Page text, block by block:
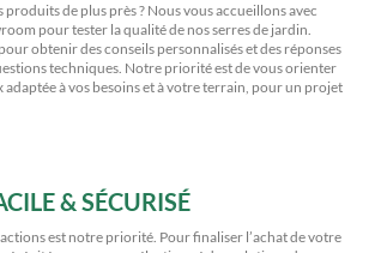
de plus près ? Nous vous accueillons avec
pour tester la qualité de nos serres de jardin.
obtenir des conseils personnalisés et des réponses
techniques. Notre priorité est de vous orienter
adaptée à vos besoins et à votre terrain, pour un projet
& SÉCURISÉ
est notre priorité. Pour finaliser l’achat de votre